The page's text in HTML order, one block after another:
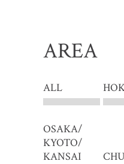
AREA
ALL
OSAKA/
KYOTO/
KANSAI